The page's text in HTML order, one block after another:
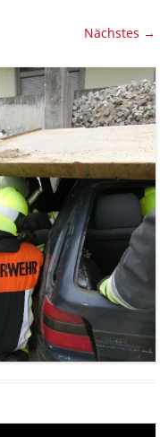
Nächstes →